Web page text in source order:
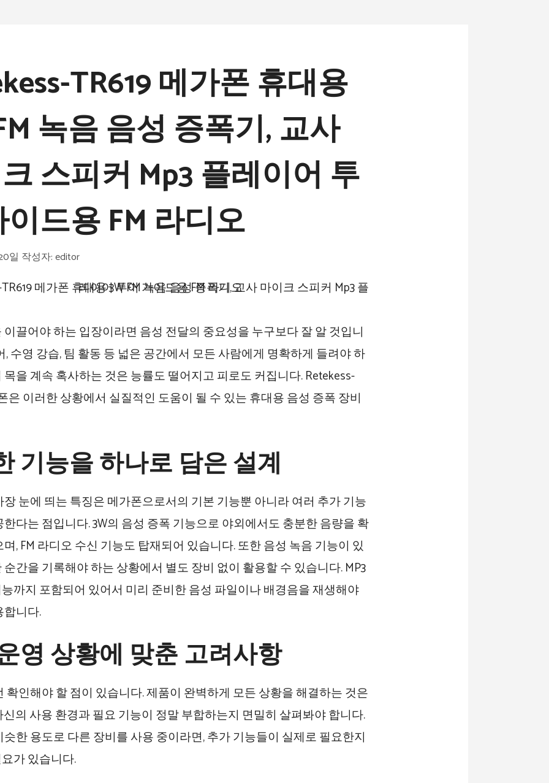
TR619 메가폰 휴대용
녹음 음성 증폭기, 교사
스피커 Mp3 플레이어 투
드용 FM 라디오
일 작성자:editor
이끌어야 하는 입장이라면 음성 전달의 중요성을 누구보다 잘 알 것입니
, 수영 강습, 팀 활동 등 넓은 공간에서 모든 사람에게 명확하게 들려야 하
을 계속 혹사하는 것은 능률도 떨어지고 피로도 커집니다. Retekess-
은 이러한 상황에서 실질적인 도움이 될 수 있는 휴대용 음성 증폭 장비
기능을 하나로 담은 설계
장 눈에 띄는 특징은 메가폰으로서의 기본 기능뿐 아니라 여러 추가 기능
다는 점입니다. 3W의 음성 증폭 기능으로 야외에서도 충분한 음량을 확
, FM 라디오 수신 기능도 탑재되어 있습니다. 또한 음성 녹음 기능이 있
간을 기록해야 하는 상황에서 별도 장비 없이 활용할 수 있습니다. MP3
까지 포함되어 있어서 미리 준비한 음성 파일이나 배경음을 재생해야
합니다.
영 상황에 맞춘 고려사항
확인해야 할 점이 있습니다. 제품이 완벽하게 모든 상황을 해결하는 것은
신의 사용 환경과 필요 기능이 정말 부합하는지 면밀히 살펴봐야 합니다.
한 용도로 다른 장비를 사용 중이라면, 추가 기능들이 실제로 필요한지
가 있습니다.